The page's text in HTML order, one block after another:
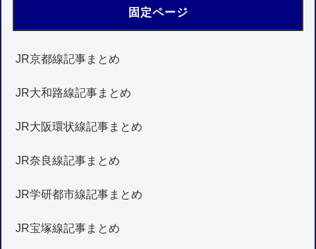
固定ページ
JR京都線記事まとめ
JR大和路線記事まとめ
JR大阪環状線記事まとめ
JR奈良線記事まとめ
JR学研都市線記事まとめ
JR宝塚線記事まとめ